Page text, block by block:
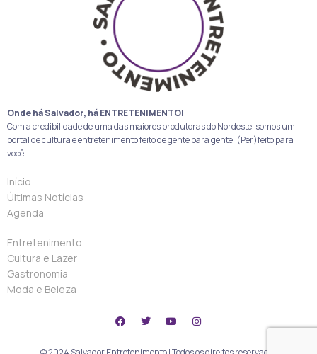
Onde há Salvador, há ENTRETENIMENTO!
Com a credibilidade de uma das maiores produtoras do Nordeste, somos um
portal de cultura e entretenimento feito de gente para gente. (Per)feito para
você!
Início
Últimas Notícias
Agenda
Entretenimento
Cultura e Lazer
Gastronomia
Moda e Beleza